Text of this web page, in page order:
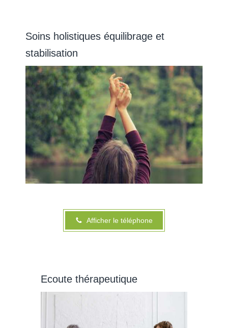
Soins holistiques équilibrage et
stabilisation
Afficher le téléphone
Ecoute thérapeutique